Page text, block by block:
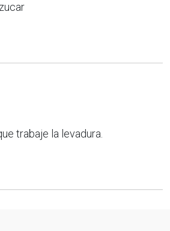
trabaje la levadura.